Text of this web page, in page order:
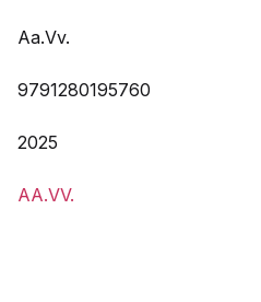
Aa.Vv.
9791280195760
2025
AA.VV.